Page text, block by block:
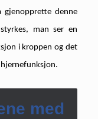
gjenopprette denne
man ser en
i kroppen og det
med